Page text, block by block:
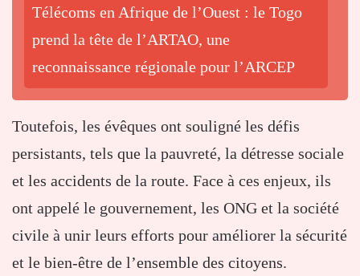
Télécoms en Afrique de l’Ouest : le Togo
prend la tête de l’ARTAO, une
reconnaissance régionale pour l’ARCEP
Toutefois, les évêques ont souligné les défis
persistants, tels que la pauvreté, la détresse sociale
et les accidents de la route. Face à ces enjeux, ils
ont appelé le gouvernement, les ONG et la société
civile à unir leurs efforts pour améliorer la sécurité
et le bien-être de l’ensemble des citoyens.